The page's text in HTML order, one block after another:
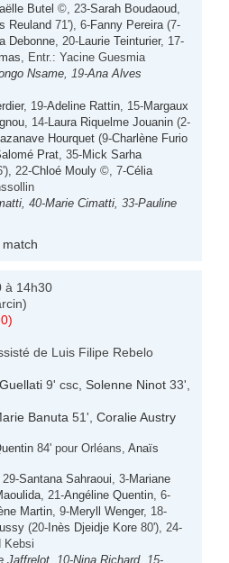
Butel ©, 23-Sarah Boudaoud
Reuland 71'), 6-Fanny Pereira (7-
Debonne , 20- Laurie Teinturier, 17-
, Entr.: Yacine Guesmia
Nsame , 19-Ana Alves
, 19-Adeline Rattin , 15-Margaux
, 14- Laura Riquelme Jouanin (2-
Hourquet (9-Charlène Furio
Prat , 35-Mick Sarha
22-Chloé Mouly ©, 7-Célia
, 40-Marie Cimatti , 33-Pauline
à 14h30
de Luis Filipe Rebelo
9' csc, Solenne Ninot 33',
Banuta 51', Coralie Austry
84' pour Orléans, Anaïs
, 29-Santana Sahraoui , 3-Mariane
, 21-Angéline Quentin , 6-
Martin , 9-Meryll Wenger, 18-
(20- Inès Djeidje Kore 80'), 24-
Kebsi
Jaffrelot , 10-Nina Richard, 15-